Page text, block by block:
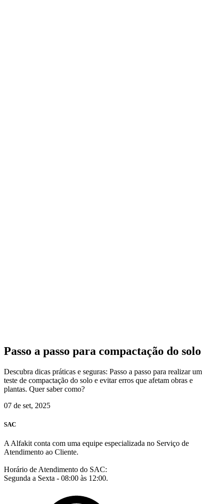
Passo a passo para compactação do solo
Descubra dicas práticas e seguras: Passo a passo para realizar um
teste de compactação do solo e evitar erros que afetam obras e
plantas. Quer saber como?
07 de set, 2025
SAC
A Alfakit conta com uma equipe especializada no Serviço de
Atendimento ao Cliente.
Horário de Atendimento do SAC:
Segunda a Sexta - 08:00 às 12:00.